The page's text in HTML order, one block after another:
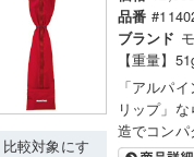
比較対象にす
品番
ブランド
【重量】
「アルパ
リップ」
造でコンパ